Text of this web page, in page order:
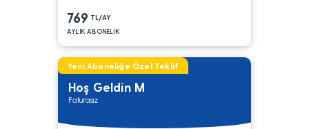
769 TL/AY
AYLIK ABONELİK
Yeni Aboneliğe Özel Teklif
Hoş Geldin M
Faturasız